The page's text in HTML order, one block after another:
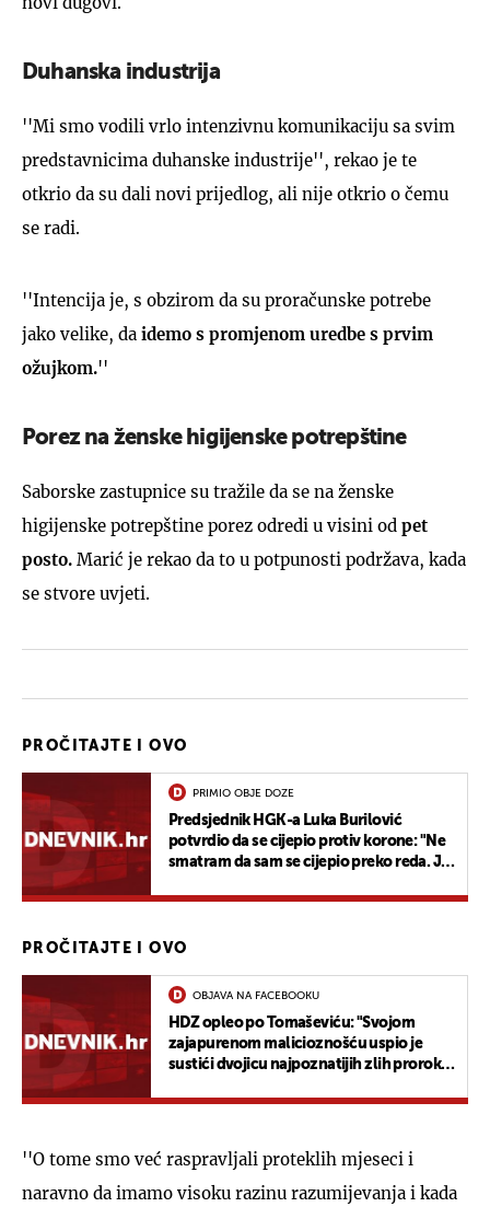
Duhanska industrija
''Mi smo vodili vrlo intenzivnu komunikaciju sa svim
predstavnicima duhanske industrije'', rekao je te
otkrio da su dali novi prijedlog, ali nije otkrio o čemu
se radi.
''Intencija je, s obzirom da su proračunske potrebe
jako velike, da idemo s promjenom uredbe s prvim
ožujkom.''
Porez na ženske higijenske potrepštine
Saborske zastupnice su tražile da se na ženske
higijenske potrepštine porez odredi u visini od pet
posto. Marić je rekao da to u potpunosti podržava, kada
se stvore uvjeti.
PROČITAJTE I OVO
PRIMIO OBJE DOZE
Predsjednik HGK-a Luka Burilović
potvrdio da se cijepio protiv korone: "Ne
smatram da sam se cijepio preko reda. Ja
PROČITAJTE I OVO
OBJAVA NA FACEBOOKU
HDZ opleo po Tomaševiću: "Svojom
zajapurenom malicioznošću uspio je
sustići dvojicu najpoznatijih zlih proroka
''O tome smo već raspravljali proteklih mjeseci i
naravno da imamo visoku razinu razumijevanja i kada